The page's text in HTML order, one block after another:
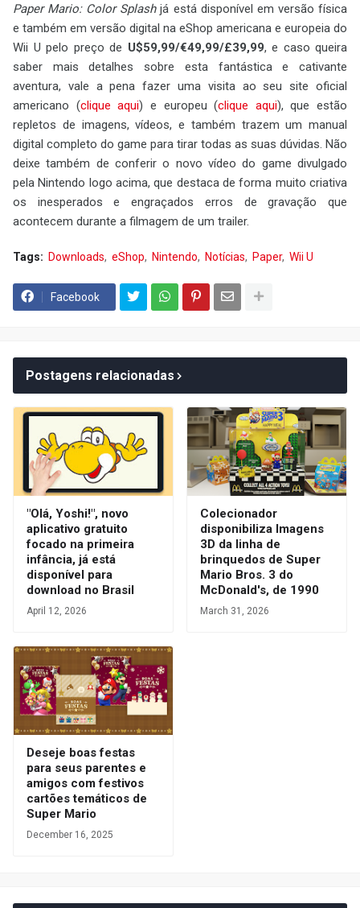
Paper Mario: Color Splashjá está disponível em versão física
e também em versão digital na eShop americana e europeia do
Wii U pelo preço de U$59,99/€49,99/£39,99, e caso queira
saber mais detalhes sobre esta fantástica e cativante
aventura, vale a pena fazer uma visita ao seu site oficial
americano (clique aqui) e europeu (clique aqui), que estão
repletos de imagens, vídeos, e também trazem um manual
digital completo do game para tirar todas as suas dúvidas. Não
deixe também de conferir o novo vídeo do game divulgado
pela Nintendo logo acima, que destaca de forma muito criativa
os inesperados e engraçados erros de gravação que
acontecem durante a filmagem de um trailer.
Tags: Downloads eShop Nintendo Notícias Paper Wii U
Facebook
Postagens relacionadas
"Olá, Yoshi!", novo
aplicativo gratuito
focado na primeira
infância, já está
disponível para
download no Brasil
April 12, 2026
Colecionador
disponibiliza Imagens
3D da linha de
brinquedos de Super
Mario Bros. 3 do
McDonald's, de 1990
March 31, 2026
Deseje boas festas
para seus parentes e
amigos com festivos
cartões temáticos de
Super Mario
December 16, 2025